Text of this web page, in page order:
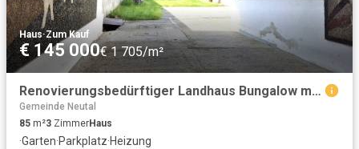
Haus·Zum Kauf
€ 145 000€ 1 705/m²
Renovierungsbedürftiger Landhaus Bungalow mit Potential
Gemeinde Neutal
85 m²3 ZimmerHaus
·Garten·Parkplatz·Heizung